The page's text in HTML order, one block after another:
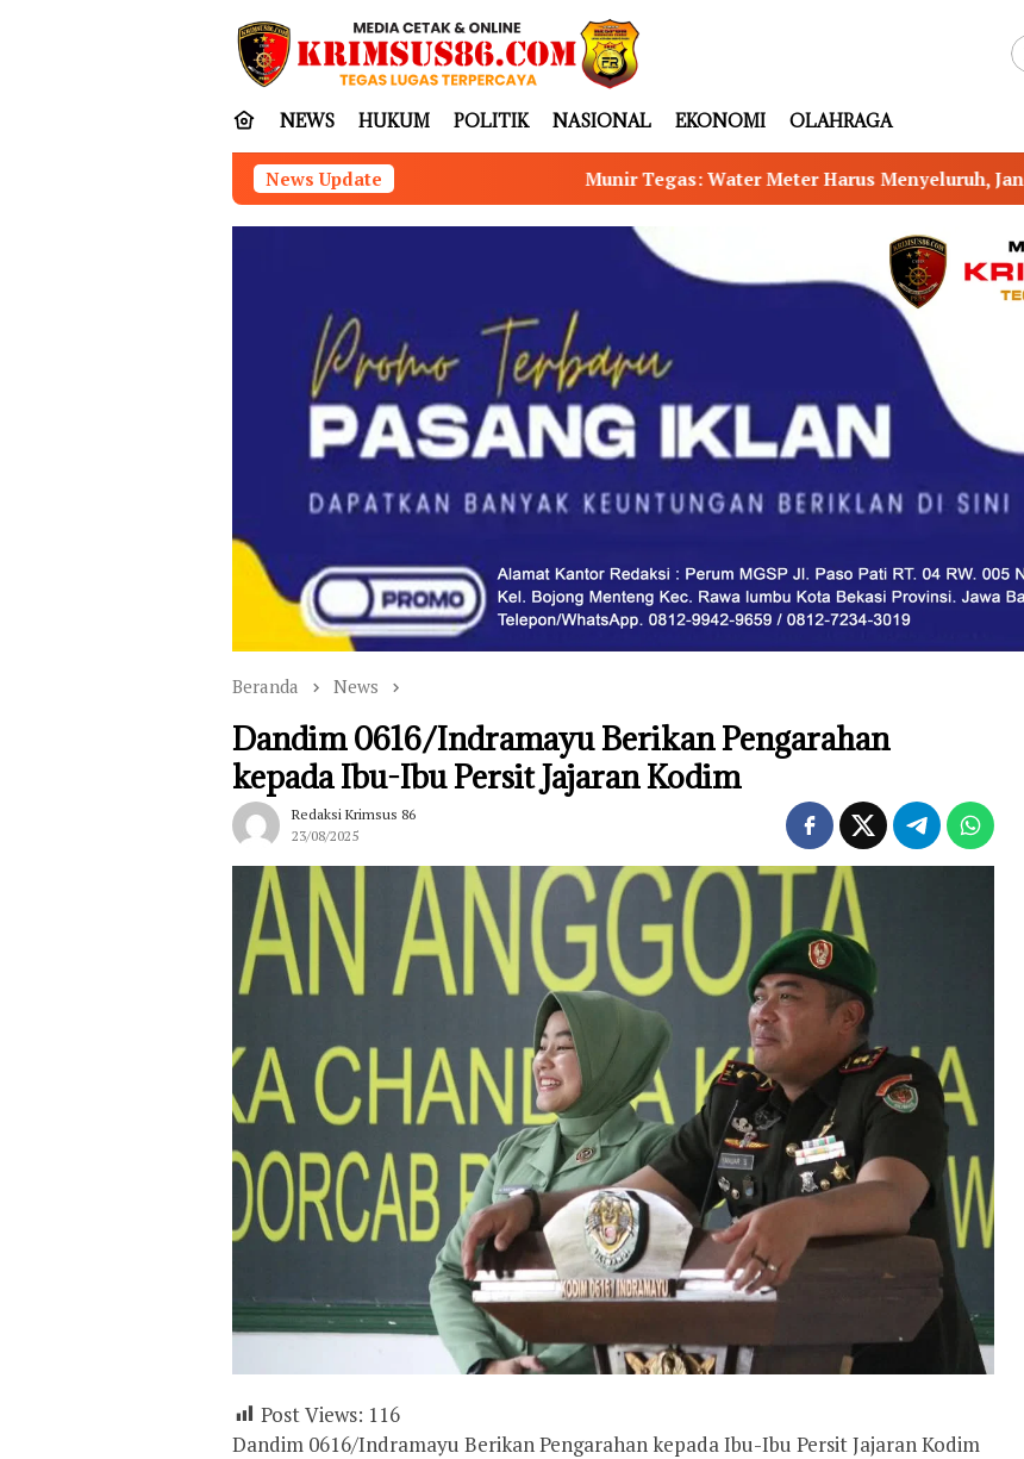
NEWS HUKUM POLITIK NASIONAL EKONOMI OLAHRAGA
News UpdateMunir Tegas: Water Meter Harus Menyeluruh, Jangan Ada Celah PAD Bocor
Beranda News
Dandim 0616/Indramayu Berikan Pengarahan
kepada Ibu-Ibu Persit Jajaran Kodim
Redaksi Krimsus 86
23/08/2025
Post Views: 116
Dandim 0616/Indramayu Berikan Pengarahan kepada Ibu-Ibu Persit Jajaran Kodim